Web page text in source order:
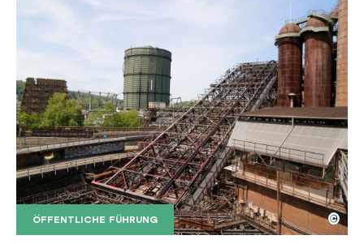
ÖFFENTLICHE FÜHRUNG
Der Erzschrägaufzug der Völklinger Hütte mit
Copyright: Weltkulturerbe Völklinger Hütte | Karl
©